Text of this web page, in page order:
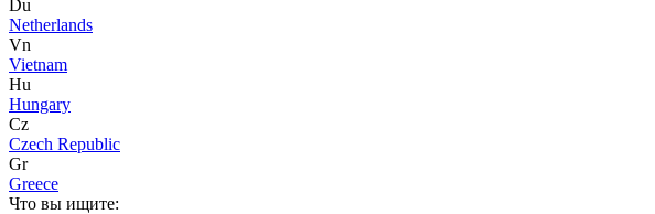
Du
Netherlands
Vn
Vietnam
Hu
Hungary
Cz
Czech Republic
Gr
Greece
Что вы ищите: